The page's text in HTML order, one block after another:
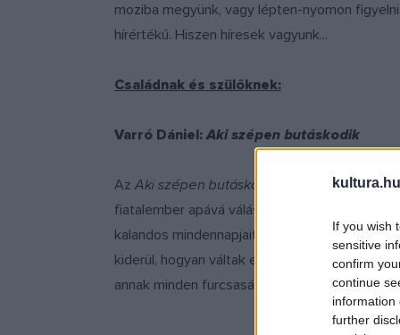
If you wish
sensitive
confirm
continue
information
further
moziba megyünk, vagy lépten-nyomon
hírértékű. Hiszen híresek vagyunk...
Családnak és szülőknek:
Varró Dániel:Aki szépen butáskodik
AzAki szépen butáskodik
egy különleges
fiatalember apává válásának pillanatképei. A
kalandos mindennapjait, a gyerekek
kiderül, hogyan váltak egy családdá, és azt
annak minden furcsaságával. A hét év alatt